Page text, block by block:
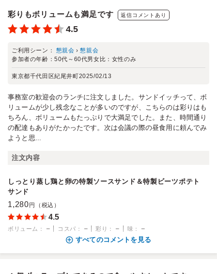
彩りもボリュームも満足です 返信コメントあり
4.5
ご利用シーン： 懇親会 ›懇親会
参加者の年齢：50代～60代男女比： 女性のみ
東京都千代田区紀尾井町2025/02/13
事務室の歓迎会のランチに注文しました。サンドイッチって、ボ
リュームが少し残念なことが多いのですが、こちらのは彩りはも
ちろん、ボリュームもたっぷりで大満足でした。また、時間通り
の配達もありがたかったです。次は会議の際の昼食用に頼んでみ
ようと思...
注文内容
しっとり蒸し鶏と卵の特製ソースサンド＆特製ビーツポテト
サンド
1,280 円（税込）
4.5
ボリューム ： － コスパ ： － 彩り ： － 味 ：
－
すべてのコメントを見る